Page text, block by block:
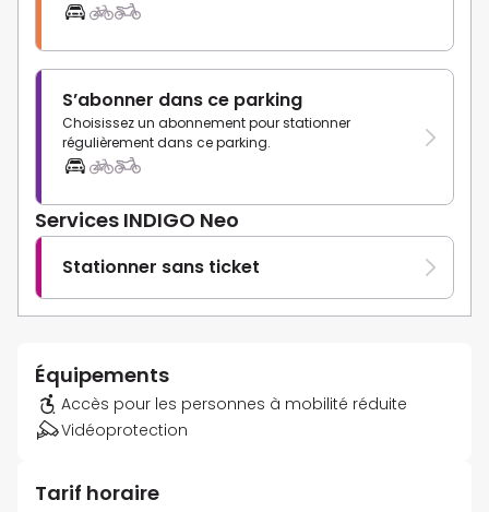
S’abonner dans ce parking
Choisissez un abonnement pour stationner
régulièrement dans ce parking.
Services INDIGO Neo
Stationner sans ticket
Équipements
Accès pour les personnes à mobilité réduite
Vidéoprotection
Tarif horaire